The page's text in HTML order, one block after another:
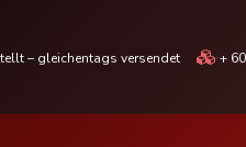
– gleichentags versendet +